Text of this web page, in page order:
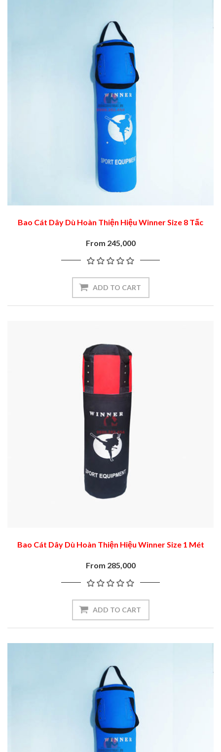
Bao Cát Dây Dù Hoàn Thiện Hiệu Winner Size 8 Tấc
From 245,000
Bao Cát Dây Dù Hoàn Thiện Hiệu Winner Size 1 Mét
From 285,000